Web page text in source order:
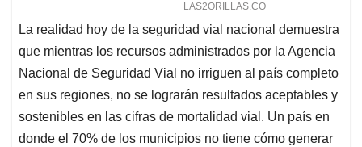
La realidad hoy de la seguridad vial nacional demuestra
que mientras los recursos administrados por la Agencia
Nacional de Seguridad Vial no irriguen al país completo
en sus regiones, no se lograrán resultados aceptables y
sostenibles en las cifras de mortalidad vial. Un país en
donde el 70% de los municipios no tiene cómo generar